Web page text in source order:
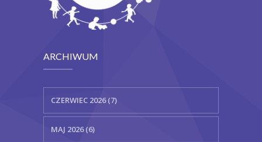
ARCHIWUM
CZERWIEC 2026 (7)
MAJ 2026 (6)